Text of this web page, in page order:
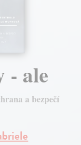
- ale
a bezpečí